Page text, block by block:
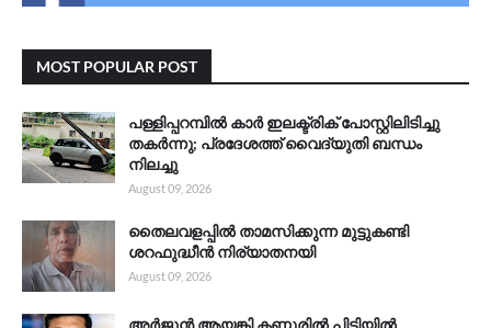
MOST POPULAR POST
പള്ളിപ്പറമ്പിൽ കാർ ഇലക്ട്രിക് പോസ്റ്റിലിടിച്ചു
തകർന്നു; പ്രദേശത്ത് വൈദ്യുതി ബന്ധം
നിലച്ചു
August 09, 2026
തൈലവളപ്പിൽ താമസിക്കുന്ന മുട്ടുകണ്ടി
ശറഫുദ്ധീൻ നിര്യാതനയി
August 09, 2026